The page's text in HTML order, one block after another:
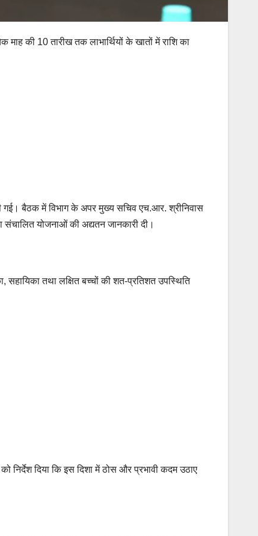
की 10 तारीख तक लाभार्थियों के खातों में राशि का
गई। बैठक में विभाग के अपर मुख्य सचिव एच.आर. श्रीनिवास
संचालित योजनाओं की अद्यतन जानकारी दी।
सहायिका तथा लक्षित बच्चों की शत-प्रतिशत उपस्थिति
निर्देश दिया कि इस दिशा में ठोस और प्रभावी कदम उठाए